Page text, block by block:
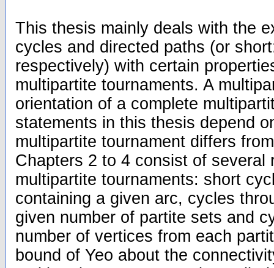
This thesis mainly deals with the
cycles and directed paths (or
respectively) with certain
multipartite tournaments. A
orientation of a complete
statements in this thesis depend
multipartite tournament differs
Chapters 2 to 4 consist of several
multipartite tournaments: short
containing a given arc, cycles
given number of partite sets and
number of vertices from each
bound of Yeo about the